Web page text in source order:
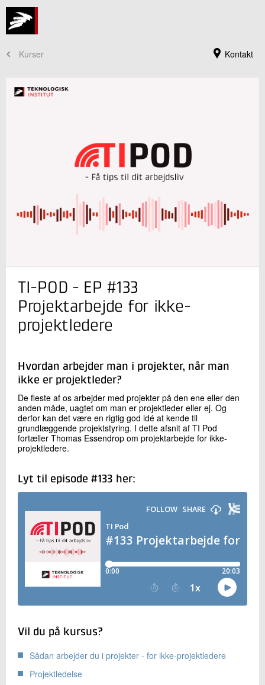
Kontakt
Kurser
Kursusadministration
Kontakt os
Send
TI-POD - EP #133
Projektarbejde for ikke-
projektledere
Hvordan arbejder man i projekter, når man
ikke er projektleder?
De fleste af os arbejder med projekter på den ene eller den
anden måde, uagtet om man er projektleder eller ej. Og
derfor kan det være en rigtig god idé at kende til
grundlæggende projektstyring. I dette afsnit af TI Pod
fortæller Thomas Essendrop om projektarbejde for ikke-
projektledere.
Lyt til episode #133 her:
Vil du på kursus?
Sådan arbejder du i projekter - for ikke-projektledere
Projektledelse